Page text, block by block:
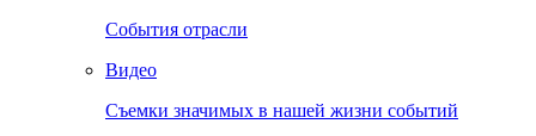
События отрасли
Видео
Съемки значимых в нашей жизни событий